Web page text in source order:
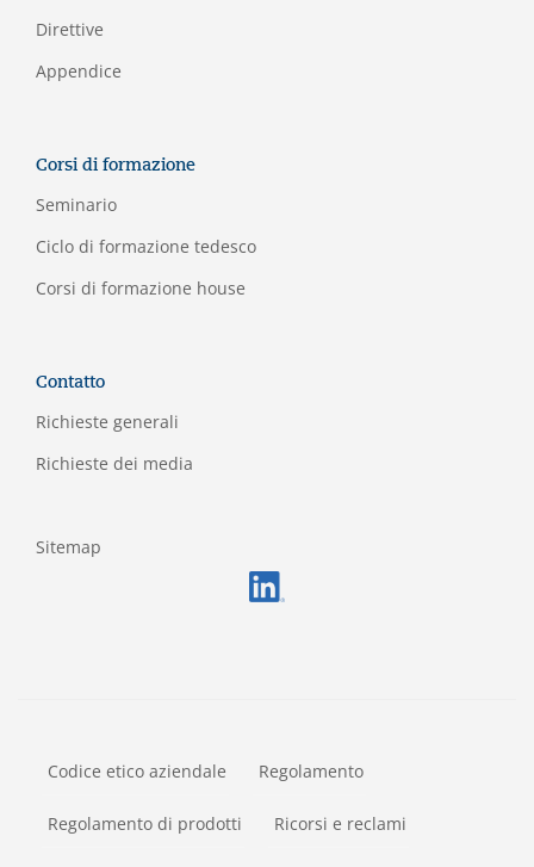
Direttive
Appendice
Corsi di formazione
Seminario
Ciclo di formazione tedesco
Corsi di formazione house
Contatto
Richieste generali
Richieste dei media
Sitemap
Codice etico aziendale Regolamento
Regolamento di prodotti Ricorsi e reclami